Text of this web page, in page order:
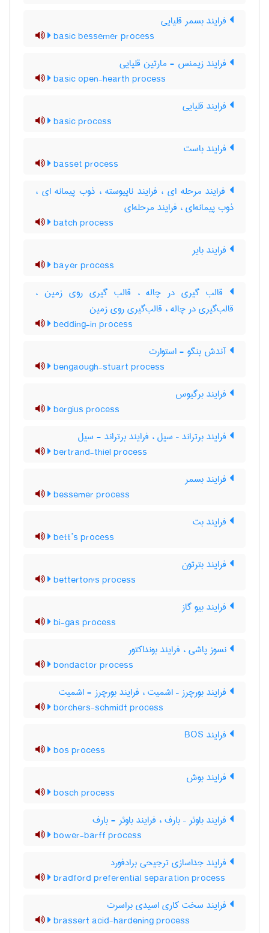
فرایند بسمر قلیایی
basic bessemer process
فرایند زیمنس - مارتین قلیایی
basic open-hearth process
فرایند قلیایی
basic process
فرایند باست
basset process
فرایند مرحله ای ، فرایند ناپیوسته ، ذوب پیمانه ای ،
ذوب پیمانه‌ای ، فرایند مرحله‌ای
batch process
فرایند بایر
bayer process
قالب گیری در چاله ، قالب گیری روی زمین ،
قالب‌گیری در چاله ، قالب‌گیری روی زمین
bedding-in process
آندش بنگو - استوارت
bengaough-stuart process
فرایند برگیوس
bergius process
فرایند برتراند – سیل ، فرایند برتراند - سیل
bertrand-thiel process
فرایند بسمر
bessemer process
فرایند بت
bett’s process
فرایند بترتون
betterton's process
فرایند بیو گاز
bi-gas process
نسوز پاشی ، فرایند بونداکتور
bondactor process
فرایند بورچرز – اشمیت ، فرایند بورچرز - اشمیت
borchers-schmidt process
فرایند BOS
bos process
فرایند بوش
bosch process
فرایند باوئر – بارف ، فرایند باوئر - بارف
bower-barff process
فرایند جداسازی ترجیحی برادفورد
bradford preferential separation process
فرایند سخت کاری اسیدی براسرت
brassert acid-hardening process